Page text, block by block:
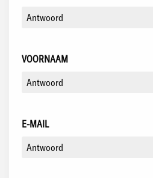
VOORNAAM
E-MAIL